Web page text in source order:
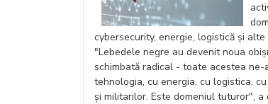
cybersecurity, energie, logistică și
"Lebedele negre au devenit noua
schimbată radical - toate acestea
tehnologia, cu energia, cu logistica,
și militarilor. Este domeniul tuturor", a